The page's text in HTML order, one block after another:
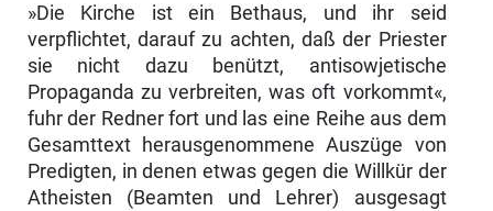
»Die Kirche ist ein Bethaus, und ihr seid
verpflichtet, darauf zu achten, daß der Priester
sie nicht dazu benützt, antisowjetische
Propaganda zu ver­breiten, was oft vorkommt«,
fuhr der Redner fort und las eine Reihe aus dem
Gesamttext herausgenommene Auszüge von
Predigten, in denen etwas gegen die Willkür der
Atheisten (Beamten und Lehrer) ausgesagt